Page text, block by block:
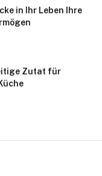
in Ihr Leben Ihre
Zutat für